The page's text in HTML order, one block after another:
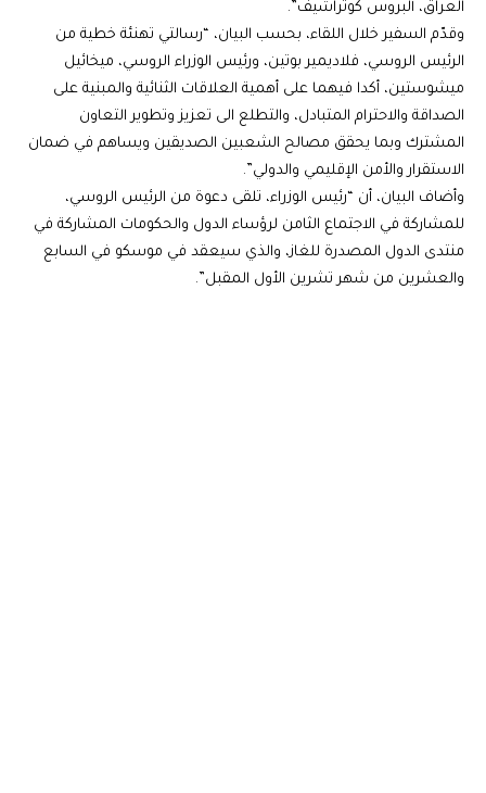
العراق، ألبروس كوتراشيف”.
وقدّم السفير خلال اللقاء، بحسب البيان، “رسالتي تهنئة خطية من
الرئيس الروسي، فلاديمير بوتين، ورئيس الوزراء الروسي، ميخائيل
ميشوستين، أكدا فيهما على أهمية العلاقات الثنائية والمبنية على
الصداقة والاحترام المتبادل، والتطلع الى تعزيز وتطوير التعاون
المشترك وبما يحقق مصالح الشعبين الصديقين ويساهم في ضمان
الاستقرار والأمن الإقليمي والدولي”.
وأضاف البيان، أن “رئيس الوزراء، تلقى دعوة من الرئيس الروسي،
للمشاركة في الاجتماع الثامن لرؤساء الدول والحكومات المشاركة في
منتدى الدول المصدرة للغاز، والذي سيعقد في موسكو في السابع
والعشرين من شهر تشرين الأول المقبل”.